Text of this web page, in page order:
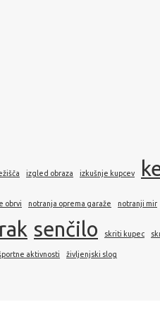
izgled obraza izkušnje kupcev
obrvi notranja oprema garaže notranji mir
rak senčilo skriti kupec
aktivnosti življenjski slog